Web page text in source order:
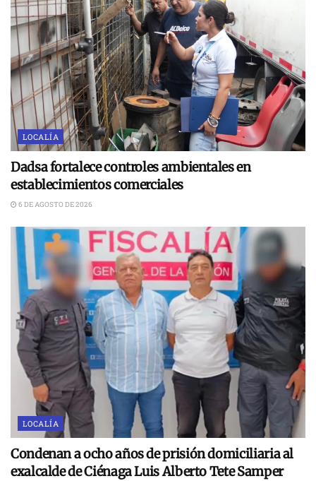
LOCALÍA
Dadsa fortalece controles ambientales en
establecimientos comerciales
6 DE AGOSTO DE 2026
LOCALÍA
Condenan a ocho años de prisión domiciliaria al
exalcalde de Ciénaga Luis Alberto Tete Samper